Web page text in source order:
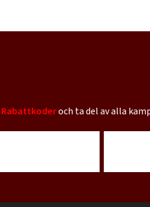
Rabattkoderoch ta del av alla